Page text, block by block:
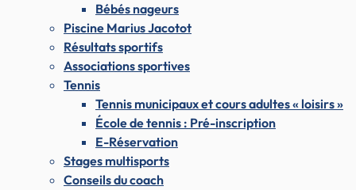
Bébés nageurs
Piscine Marius Jacotot
Résultats sportifs
Associations sportives
Tennis
Tennis municipaux et cours adultes « loisirs »
École de tennis : Pré-inscription
E-Réservation
Stages multisports
Conseils du coach